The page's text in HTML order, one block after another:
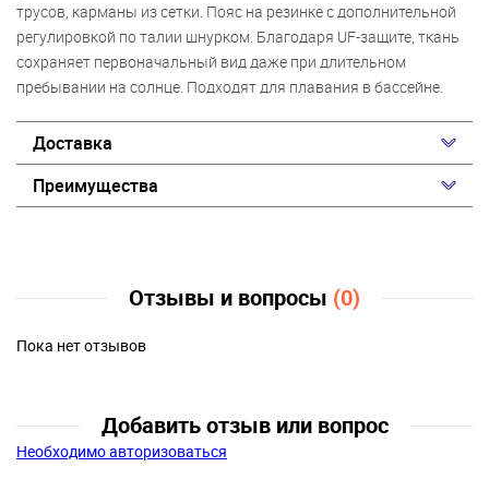
трусов, карманы из сетки. Пояс на резинке с дополнительной
регулировкой по талии шнурком. Благодаря UF-защите, ткань
сохраняет первоначальный вид даже при длительном
пребывании на солнце. Подходят для плавания в бассейне.
Доставка
Преимущества
Отзывы и вопросы (0)
Пока нет отзывов
Добавить отзыв или вопрос
Необходимо авторизоваться